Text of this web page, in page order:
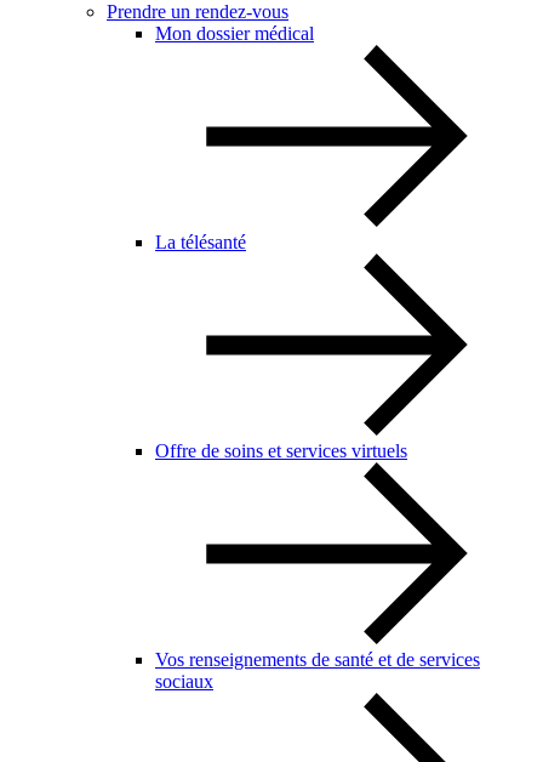
Prendre un rendez-vous
Mon dossier médical
La télésanté
Offre de soins et services virtuels
Vos renseignements de santé et de services
sociaux